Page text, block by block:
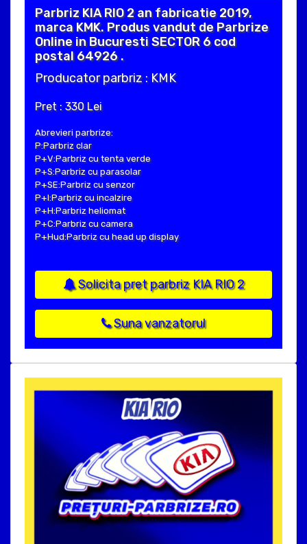
Parbriz KIA RIO 2 an fabricatie 2019,
marca KMK. Produs vandut de Parbrize
Online in Bucuresti SECTOR 6 cod
postal 64926 .
Producator parbriz : KMK
Pret : 330 Lei
Abrevieri parbrize:
P:Parbriz clar
P+V:Parbriz cu tenta verde
P+S:Parbriz cu parasolar
P+SE:Parbriz cu senzor
P+I:Parbriz cu incalzire
P+H:Parbriz heliomat
P+C:Parbriz cu camera
P+Hud:Parbriz cu head up display
Solicita pret parbriz KIA RIO 2
Suna vanzatorul